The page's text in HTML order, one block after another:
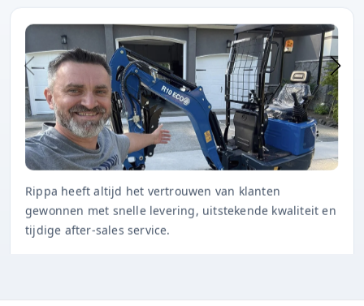
Rippa heeft altijd het vertrouwen van klanten
gewonnen met snelle levering, uitstekende kwaliteit en
tijdige after-sales service.